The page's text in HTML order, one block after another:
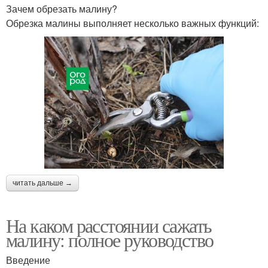
Зачем обрезать малину?
Обрезка малины выполняет несколько важных функций:
читать дальше →
На каком расстоянии сажать
малину: полное руководство
Введение